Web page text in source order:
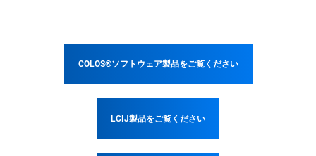
COLOS®ソフトウェア製品をご覧ください
LCIJ製品をご覧ください